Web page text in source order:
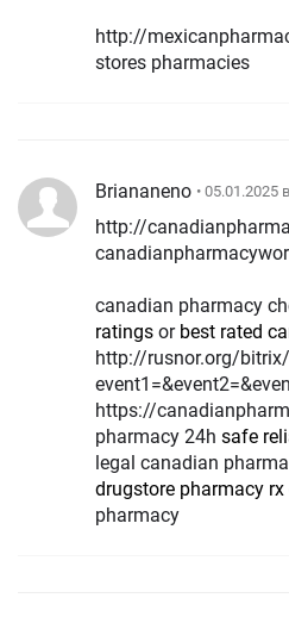
http://
stores pharmacies
Briananeno • 05.01.2025
http://
canadian pharmacy
ratings or best rated
http://rusnor.org/
https://
pharmacy 24h safe
legal canadian
drugstore pharmacy rx
pharmacy